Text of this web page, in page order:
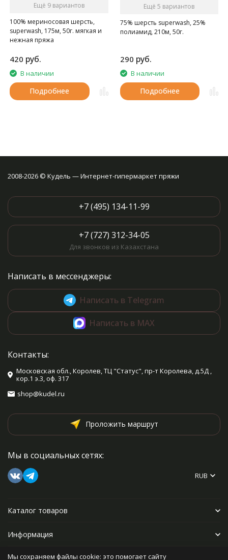
Ещё 9 вариантов
100% мериносовая шерсть,
superwash, 175м, 50г. мягкая и
нежная пряжа
420 руб.
В наличии
Подробнее
Ещё 5 вариантов
75% шерсть superwash, 25%
полиамид, 210м, 50г.
290 руб.
В наличии
Подробнее
2008-2026 © Кудель — Интернет-гипермаркет пряжи
+7 (495) 134-11-99
+7 (727) 312-34-05
Для звонков из Казахстана
Написать в мессенджеры:
Написать в Telegram
Написать в MAX
Контакты:
Московская обл., Королев, ТЦ "Статус", пр-т Королева, д.5Д ,
кор.1 э.3, оф. 317
shop@kudel.ru
Проложить маршрут
Мы в социальных сетях:
RUB
Каталог товаров
Информация
Мы сохраняем файлы cookie: это помогает сайту